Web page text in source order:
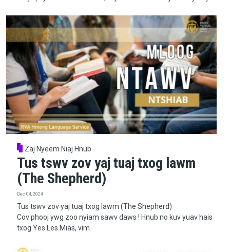
Zaj Nyeem Niaj Hnub
Tus tswv zov yaj tuaj txog lawm
(The Shepherd)
Dec 04, 2024
Tus tswv zov yaj tuaj txog lawm (The Shepherd)
Cov phooj ywg zoo nyiam sawv daws ! Hnub no kuv yuav hais
txog Yes Les Mias, vim